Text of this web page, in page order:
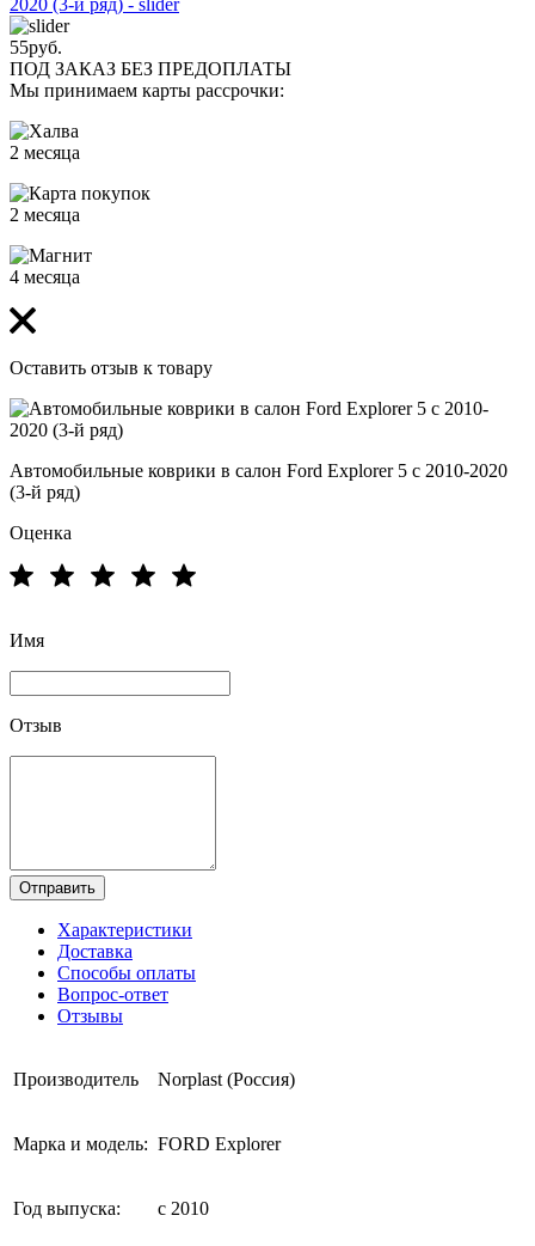
55руб.
ПОД ЗАКАЗ БЕЗ ПРЕДОПЛАТЫ
Мы принимаем карты рассрочки:
2 месяца
2 месяца
4 месяца
Оставить отзыв к товару
Автомобильные коврики в салон Ford Explorer 5 с 2010-2020
(3-й ряд)
Оценка
Имя
Отзыв
Отправить
Характеристики
Доставка
Способы оплаты
Вопрос-ответ
Отзывы
Производитель Norplast (Россия)
Марка и модель: FORD Explorer
Год выпуска: с 2010